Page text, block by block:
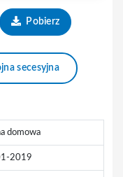
Pobierz
secesyjna
domowa
2019